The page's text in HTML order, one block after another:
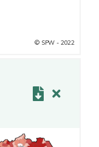
© SPW - 2022